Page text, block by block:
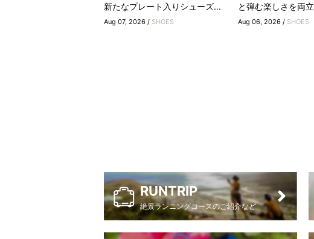
新たなプレート入りシューズ...
Aug 07, 2026 / SHOES
と弾む楽しさを両立
Aug 06, 2026 / SHOES
RUNTRIP
絶景ランニングコースのご紹介など